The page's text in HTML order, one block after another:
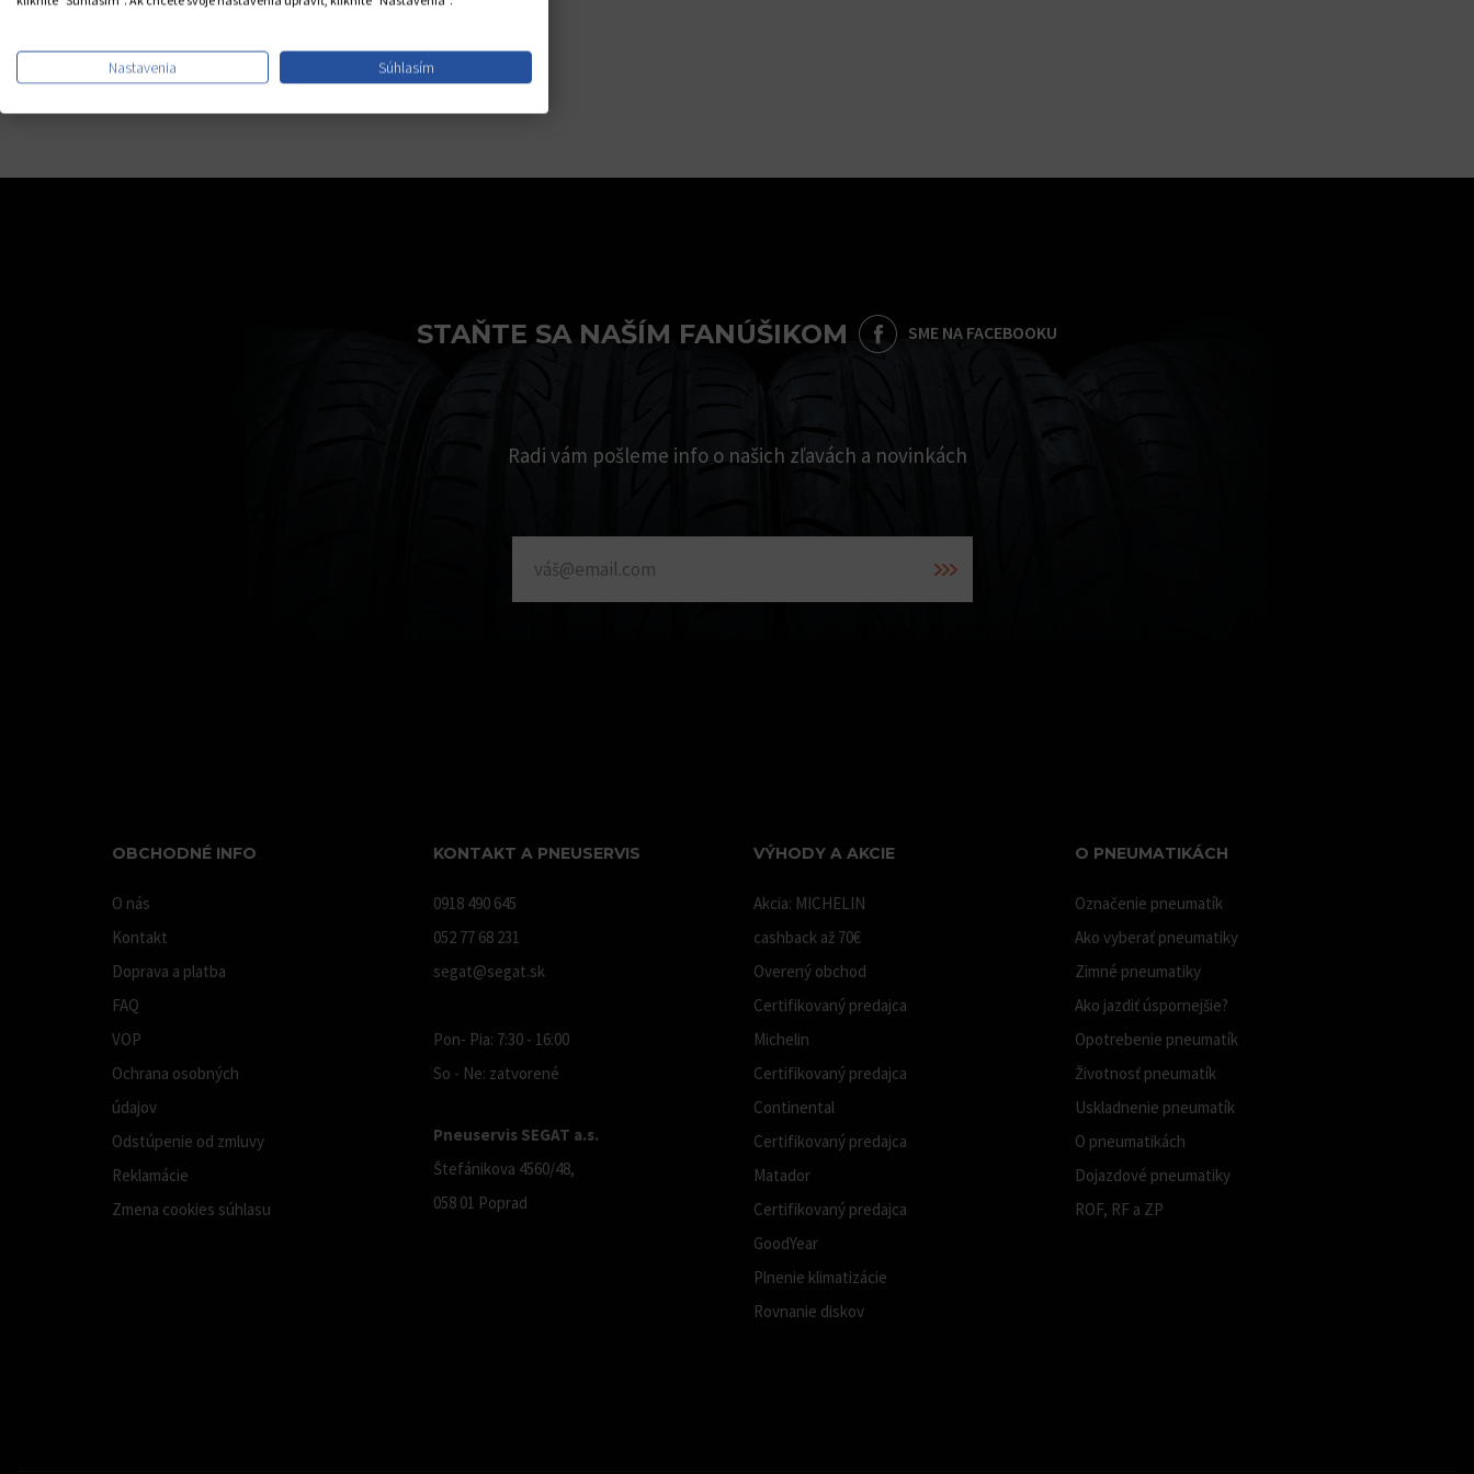
STAŇTE SA NAŠÍM FANÚŠIKOM SME NA FACEBOOKU
Radi vám pošleme info o našich zľavách a novinkách
OBCHODNÉ INFO
O nás
Kontakt
Doprava a platba
FAQ
VOP
Ochrana osobných
údajov
Odstúpenie od zmluvy
Reklamácie
Zmena cookies súhlasu
KONTAKT A PNEUSERVIS
0918 490 645
052 77 68 231
segat@segat.sk
Pon- Pia: 7:30 - 16:00
So - Ne: zatvorené
Pneuservis SEGAT a.s.
Štefánikova 4560/48,
058 01 Poprad
VÝHODY A AKCIE
Akcia: MICHELIN
cashback až 70€
Overený obchod
Certifikovaný predajca
Michelin
Certifikovaný predajca
Continental
Certifikovaný predajca
Matador
Certifikovaný predajca
GoodYear
Plnenie klimatizácie
Rovnanie diskov
O PNEUMATIKÁCH
Označenie pneumatík
Ako vyberať pneumatiky
Zimné pneumatiky
Ako jazdiť úspornejšie?
Opotrebenie pneumatík
Životnosť pneumatík
Uskladnenie pneumatík
O pneumatikách
Dojazdové pneumatiky
ROF, RF a ZP
Nastavenia Súhlasím